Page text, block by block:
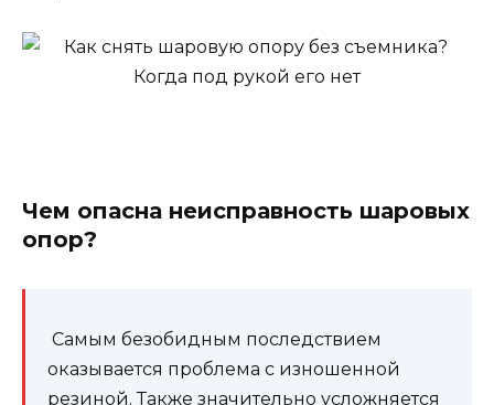
Чем опасна неисправность шаровых
опор?
Самым безобидным последствием
оказывается проблема с изношенной
резиной. Также значительно усложняется